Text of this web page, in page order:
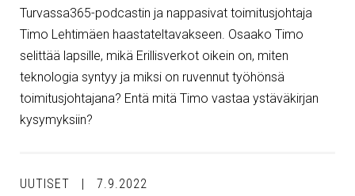
Turvassa365-podcastin ja nappasivat toimitusjohtaja
Timo Lehtimäen haastateltavakseen. Osaako Timo
selittää lapsille, mikä Erillisverkot oikein on, miten
teknologia syntyy ja miksi on ruvennut työhönsä
toimitusjohtajana? Entä mitä Timo vastaa ystäväkirjan
kysymyksiin?
UUTISET 7.9.2022